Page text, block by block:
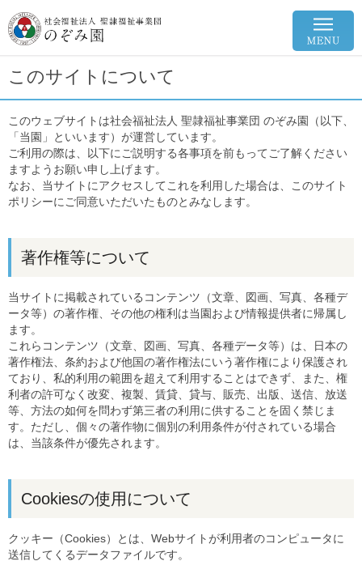
このサイトについて
このウェブサイトは社会福祉法人 聖隷福祉事業団 のぞみ園（以下、
「当園」といいます）が運営しています。
ご利用の際は、以下にご説明する各事項を前もってご了解ください
ますようお願い申し上げます。
なお、当サイトにアクセスしてこれを利用した場合は、このサイト
ポリシーにご同意いただいたものとみなします。
著作権等について
当サイトに掲載されているコンテンツ（文章、図画、写真、各種デ
ータ等）の著作権、その他の権利は当園および情報提供者に帰属し
ます。
これらコンテンツ（文章、図画、写真、各種データ等）は、日本の
著作権法、条約および他国の著作権法にいう著作権により保護され
ており、私的利用の範囲を超えて利用することはできず、また、権
利者の許可なく改変、複製、賃貸、貸与、販売、出版、送信、放送
等、方法の如何を問わず第三者の利用に供することを固く禁じま
す。ただし、個々の著作物に個別の利用条件が付されている場合
は、当該条件が優先されます。
Cookiesの使用について
クッキー（Cookies）とは、Webサイトが利用者のコンピュータに
送信してくるデータファイルです。